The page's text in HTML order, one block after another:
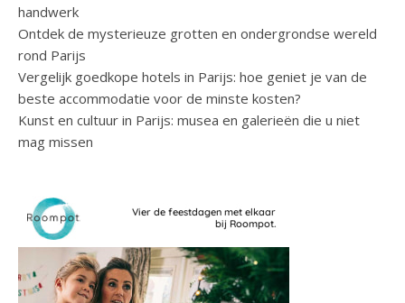
handwerk
Ontdek de mysterieuze grotten en ondergrondse wereld
rond Parijs
Vergelijk goedkope hotels in Parijs: hoe geniet je van de
beste accommodatie voor de minste kosten?
Kunst en cultuur in Parijs: musea en galerieën die u niet
mag missen